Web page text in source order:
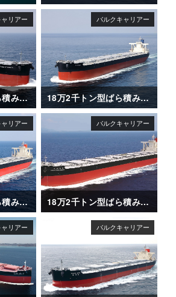
18万2千トン型ばら積み運搬船「FIRST ETERNITY」 18万2千トン型ばら積み運搬船「FLORIDA」
18万2千トン型ばら積み運搬船「GRAND SAKURA」 18万2千トン型ばら積み運搬船「AWAJISAN MARU（淡路山丸）」